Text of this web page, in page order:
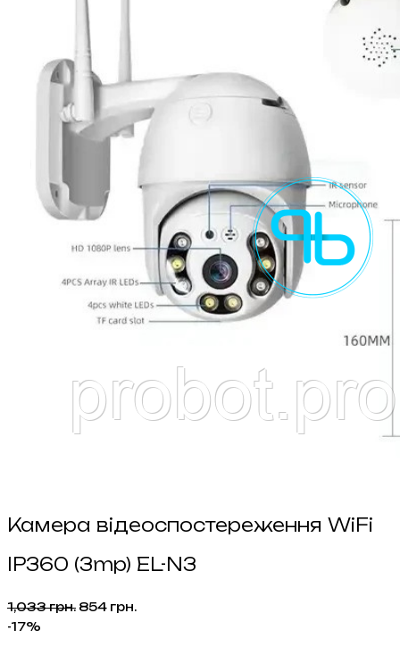
Камера відеоспостереження WiFi
IP360 (3mp) EL-N3
1,033грн. Оригінальна
854 грн.
-17%